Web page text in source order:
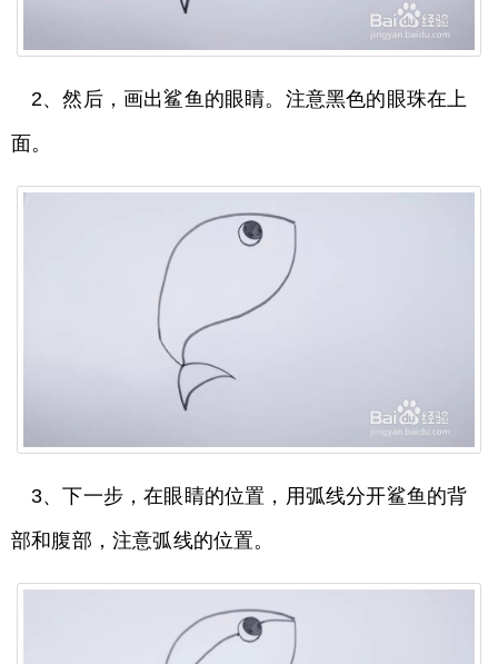
2、然后，画出鲨鱼的眼睛。注意黑色的眼珠在上
面。
3、下一步，在眼睛的位置，用弧线分开鲨鱼的背
部和腹部，注意弧线的位置。